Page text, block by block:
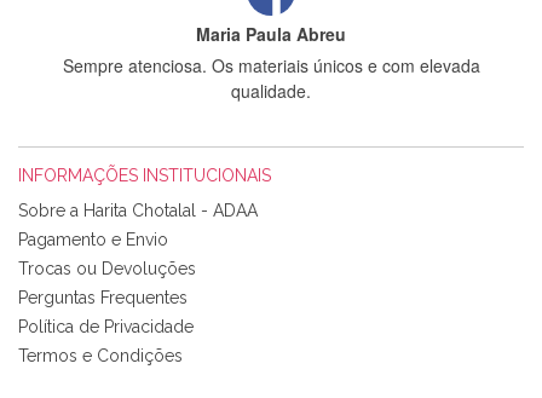
Maria Paula Abreu
Sempre atenciosa. Os materiais únicos e com elevada
qualidade.
Tudo chegou em condições, pois os produtos vieram muito
bem acondicionados. Estou plenamente satisfeita com os
produtos adquiridos. Relativamente à bolsa, tem um tecido
com um padrão e cores muito bonitas e a execução está
perfeitíssima. Futuramente penso voltar a comprar na vossa
loja, têm excelentes artigos a um preço muito justo. A
INFORMAÇÕES INSTITUCIONAIS
Sobre a Harita Chotalal - ADAA
Pagamento e Envio
Trocas ou Devoluções
Perguntas Frequentes
Política de Privacidade
Termos e Condições